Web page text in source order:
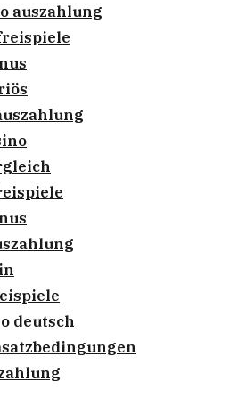
auszahlung
deutsch